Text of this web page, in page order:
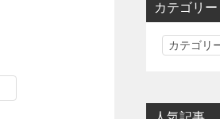
カテゴリー
カ
リ